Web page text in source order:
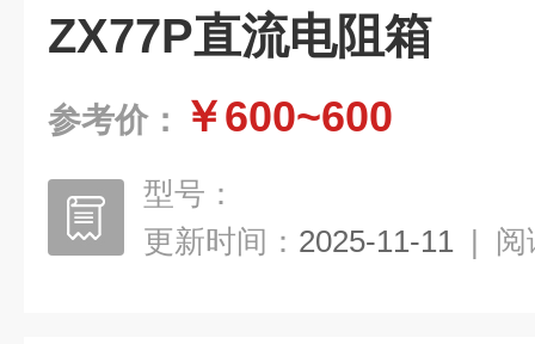
ZX77P直流电阻箱
参考价： ￥600~600
型号：
更新时间： 2025-11-11 | 阅